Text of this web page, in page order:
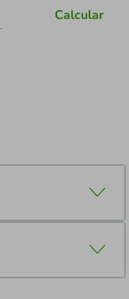
Calcular